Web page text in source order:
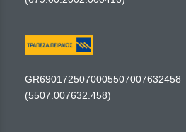
GR6901725070005507007632458
(5507.007632.458)